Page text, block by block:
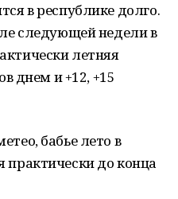
в республике долго.
следующей недели в
летняя
днем и +12, +15
бабье лето в
практически до конца